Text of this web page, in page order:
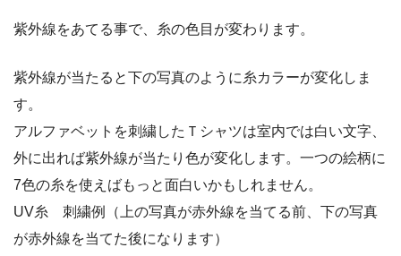
紫外線をあてる事で、糸の色目が変わります。
紫外線が当たると下の写真のように糸カラーが変化しま
す。
アルファベットを刺繍したＴシャツは室内では白い文字、
外に出れば紫外線が当たり色が変化します。一つの絵柄に
7色の糸を使えばもっと面白いかもしれません。
UV糸 刺繍例（上の写真が赤外線を当てる前、下の写真
が赤外線を当てた後になります）